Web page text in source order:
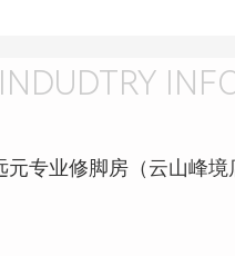
INDUDTRY